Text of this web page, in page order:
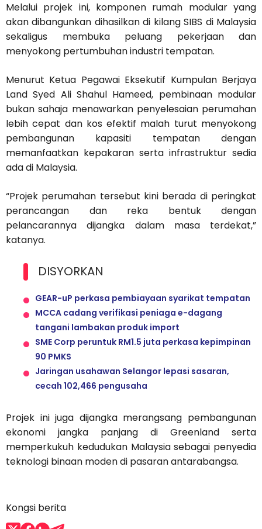
Melalui projek ini, komponen rumah modular yang
akan dibangunkan dihasilkan di kilang SIBS di Malaysia
sekaligus membuka peluang pekerjaan dan
menyokong pertumbuhan industri tempatan.
Menurut Ketua Pegawai Eksekutif Kumpulan Berjaya
Land Syed Ali Shahul Hameed, pembinaan modular
bukan sahaja menawarkan penyelesaian perumahan
lebih cepat dan kos efektif malah turut menyokong
pembangunan kapasiti tempatan dengan
memanfaatkan kepakaran serta infrastruktur sedia
ada di Malaysia.
“Projek perumahan tersebut kini berada di peringkat
perancangan dan reka bentuk dengan
pelancarannya dijangka dalam masa terdekat,”
katanya.
DISYORKAN
GEAR-uP perkasa pembiayaan syarikat tempatan
MCCA cadang verifikasi peniaga e-dagang
tangani lambakan produk import
SME Corp peruntuk RM1.5 juta perkasa kepimpinan
90 PMKS
Jaringan usahawan Selangor lepasi sasaran,
cecah 102,466 pengusaha
Projek ini juga dijangka merangsang pembangunan
ekonomi jangka panjang di Greenland serta
memperkukuh kedudukan Malaysia sebagai penyedia
teknologi binaan moden di pasaran antarabangsa.
Kongsi berita